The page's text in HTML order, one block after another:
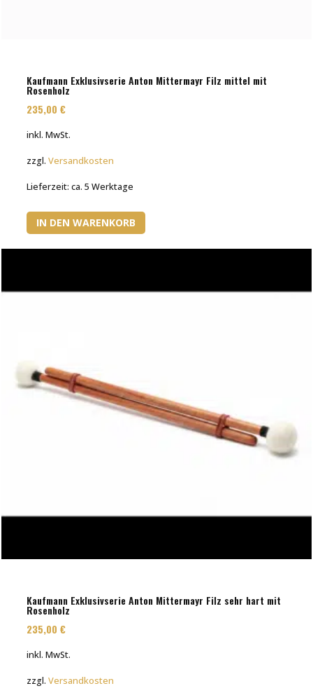
Kaufmann Exklusivserie Anton Mittermayr Filz mittel mit
Rosenholz
235,00€
inkl. MwSt.
zzgl.Versandkosten
Lieferzeit:ca. 5 Werktage
IN DEN WARENKORB
Kaufmann Exklusivserie Anton Mittermayr Filz sehr hart mit
Rosenholz
235,00€
inkl. MwSt.
zzgl.Versandkosten